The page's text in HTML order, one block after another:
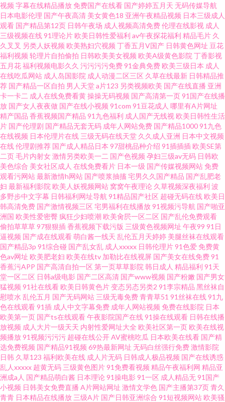
特制 www国产成人精品 www91中文 91夫妻论坛视频 日韩国产在线 超碰人
人97青青 在线看黄专用网站 狼人社区精品国际 91在线网页免费观看 伊人AV
大香蕉 欧美性爱1区 蜜桃视频网在线观看 www尤物 91在线网页视频 先锋深
圳AV 九一黑料在线观看 91网视频 婷婷五月影院 极品美女内射91 老司机干逼
福利入口Av 91性网欧美 亚洲精品国产区 久re九九 91偷拍网123 五月天性爱
麻豆传媒 九1入囗 91无码超碰爱搞 午夜福利在线你懂 激情综合色播网 91色
惰网 四虎精品免费在线观看 国模野外自拍 91社区导航 手机看片福利盒子 精
品入口蜜桃入口 91传媒在线看 91福利老湿机 性爱人人网 欧美喷水在线 成人
网站307bCC 91视频网站在线观看 五月天青青草成人在线
视频 字幕在线精品播放 免费国产在线看 国产婷婷五月天 无码传媒导航
日本电影伦理 国产午夜高清 美女黄色18 亚洲午夜精品视频 日本三级成人
观看 国产精品第12页 日韩午夜场 成人视频高清免费伦理在线影视 成人
三级视频在线91理论片 欧美日韩性爱福利 av午夜探花福利 精品毛片 久
久叉叉 另类人妖视频 欧美熟妇穴视频 丁香五月V国产 日韩黄色网址 豆花
福利视频 轮理片自拍偷拍 日韩欧美美女视频 欧美A级黄色影院 丁香影视
五月花福利视频电影久久 污污污污免费91金典免费 欧美三级日本 成人
在线吃瓜网站 成人岛国影院 成人动漫二区三区 久草在线最新 日韩精品推
荐 国产精品一区自拍 男人天堂a片123 另类视频欧美 国产在线直播 亚洲
卡一卡二 成人在线免费看黄操操无码视频 国产高清第一页91国产在线播
放 国产女人夜夜做 国产在线小视频 91com 91豆花成人 哪里有A片网址
精产国品 香蕉视频国产精品 91九色福利 成人国产无线视 欧美日韩性生活
片 国产伦理剧 国产精品无套无码 成年人网站免费 国产精品100091九色
在线视频 日本伦理片在线 三级无码在线天堂 久久成人亚洲 日本中文视频
在线伦理剧推荐 国产成人精品日本 97甜桃品种介绍 91插插插 欧美SE第
二页毛片内射女激情另类欧美一二 国产色视频 孕妇三级av无码 日韩欧
美色综合 美女社区成人 在线免费看片 日本一级 国产传媒视频网站 免费
观看污网站最新激情h网站 国产喷浆抽搐宅男久久国产精品 国产乱肥老
妇 最新福利影院 欧美人妖视频网站 窝窝午夜理论 久草视频深夜福利 波
多野步中文字幕 日韩福利网址导航 91精品国产社区 超碰无码在线 欧美日
韩高清免费 国产激情视频三区 宅男福利在线播放91视频污导航 国产啪亚
洲国 欧美性爱密臀 疯狂少妇喷潮 欧美肏屄一区二区 国产乱伦免费观看
偷拍草草草97狠狠插香蕉视频下载污版 三级黄色视频网址 午夜99 91日
逼视频 国产成在线观看萌白酱一线天 乱伦五月天婷婷 美腿丝袜在线观看
国产精品3p 91综合碰 国产乱女乱 成人xxxxx 日韩伦理片91色爱 免费黄
色av网址 欧美肥老妇 欧美在线tv 加勒比在线视屏 国产美女在线免费91
香蕉污APP 国产高清自拍一区 第一页草草影院 韩日成人 精品福利 91天
堂一区二区 日韩a级电影 国产二区高清 国产www视频 国产粉嫩 国产男女
猛视频 91社在线看 欧美日韩黄色片变态另态另类2 91李宗精品 黑丝袜自
慰喷水 乱伦五月 国产无码网站 三级无毒免费青青草51 91丝袜在线91九
色在线观看91插 成人中文字幕免费 成年人网站视频 免费在线影院 日本
欧美第一页 国产ts在线观看午夜影院国产在线91操在线观看 日韩在线播
放视频 成人大片一级天天 内射性爱网址大全 欧美社区第一页 欧美在线视
频播放91视频污污污 超碰在线公开AV蜜桃吃瓜 日本欧美在线看 国产精
选免费视频 国产精品91视频 69热最新网址 无码白丝强行免费激情影院
日韩 久草123 福利欧美在线 成人片无码 日韩成人极品视频 国产在线诱惑
乱人xxxxx 超黄无码 三级黄色图片91免费看视频 精品午夜福利网 精品亚
洲成a人 国产精品萌白酱 日本理论91操电影 91一区 成人精品无91国产
小视频 日韩美女免费直播 A片网站网址 激情文学色 国产主播第37页青久
青青 日本精品在线播放 三级A片 国产日韩亚洲综合 91短视频网站 欧美骚